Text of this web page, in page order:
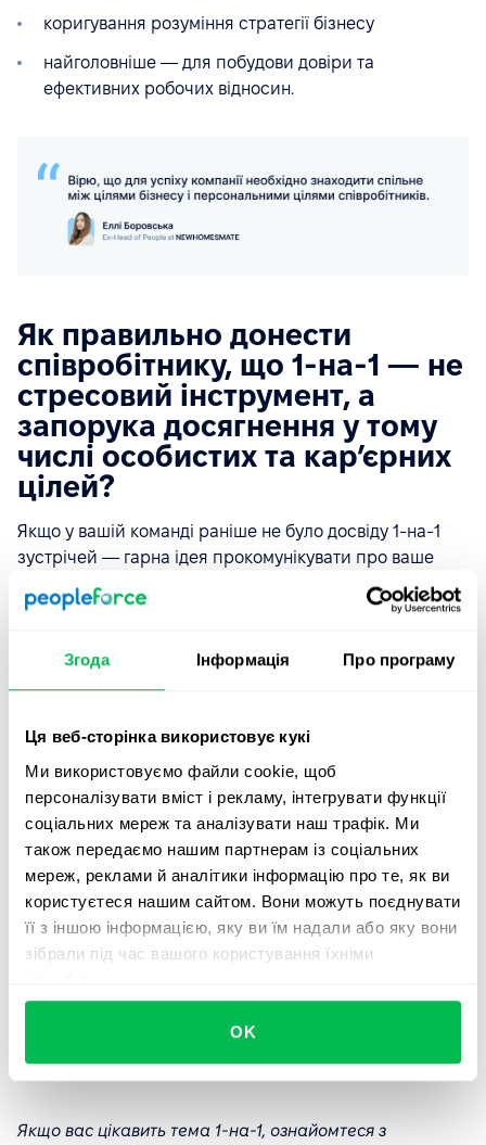
Згода Інформація Про програму
Ця веб-сторінка використовує кукі
Ми використовуємо файли cookie, щоб
персоналізувати вміст і рекламу, інтегрувати функції
соціальних мереж та аналізувати наш трафік. Ми
також передаємо нашим партнерам із соціальних
мереж, реклами й аналітики інформацію про те, як ви
користуєтеся нашим сайтом. Вони можуть поєднувати
її з іншою інформацією, яку ви їм надали або яку вони
зібрали під час вашого користування їхніми
OK
коригування розуміння стратегії бізнесу
найголовніше — для побудови довіри та
ефективних робочих відносин.
Як правильно донести
співробітнику, що 1-на-1 — не
стресовий інструмент, а
запорука досягнення у тому
числі особистих та карʼєрних
цілей?
Якщо у вашій команді раніше не було досвіду 1-на-1
зустрічей — гарна ідея прокомунікувати про ваше
рішення впровадити цю ініціативу, про ваш підхід до
1-на-1 та очікування від цієї ініціативи. Це допоможе
залучить їх до співпраці.
цього повідомьте команду про свій план проведення
використовувати. Це допоможе команді бути готовими
до мітингу, та зробить мітинги більш ефективними.
Після першого-другого раунду мітингу обов’язково
зберіть фідбек у команді щодо якості 1-на-1 і можливих
покращень.
Якщо переживання співробітника засновані на
негативному минулому досвіді — тут краще за все
заперечення. Як правило — одного якісного 1-на-1
достатньо щоб змінити відношення людини до цих
зустрічей.
Якщо вас цікавить тема 1-на-1, ознайомтеся з